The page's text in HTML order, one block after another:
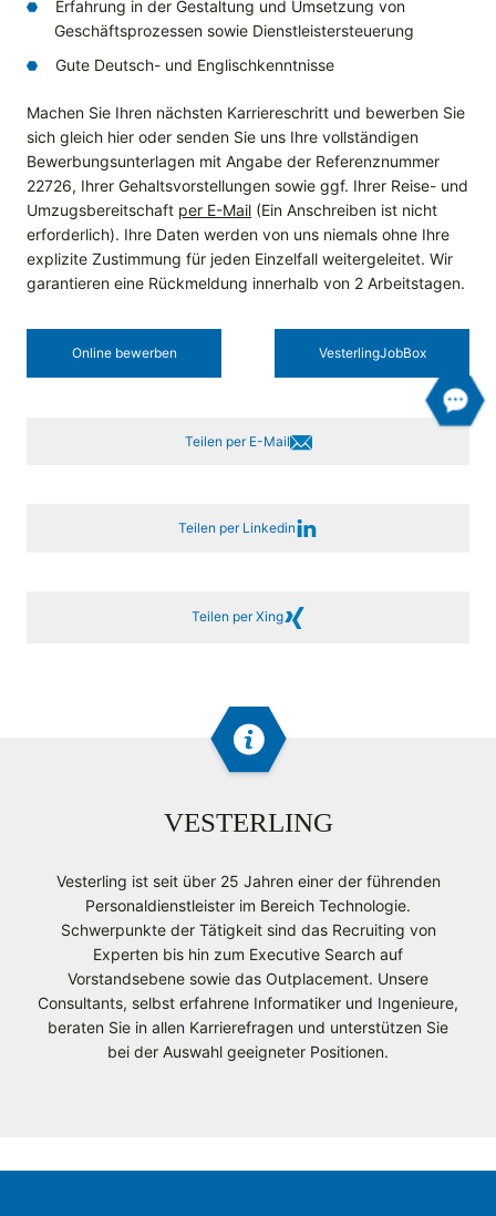
Erfahrung in der Gestaltung und Umsetzung von
Geschäftsprozessen sowie Dienstleistersteuerung
Gute Deutsch- und Englischkenntnisse
Machen Sie Ihren nächsten Karriereschritt und bewerben Sie
sich gleich hier oder senden Sie uns Ihre vollständigen
Bewerbungsunterlagen mit Angabe der Referenznummer
22726, Ihrer Gehaltsvorstellungen sowie ggf. Ihrer Reise- und
Umzugsbereitschaft per E-Mail (Ein Anschreiben ist nicht
erforderlich). Ihre Daten werden von uns niemals ohne Ihre
explizite Zustimmung für jeden Einzelfall weitergeleitet. Wir
garantieren eine Rückmeldung innerhalb von 2 Arbeitstagen.
Online bewerben Vesterling­JobBox
Teilen per E-Mail
Teilen per Linkedin
Teilen per Xing
VESTERLING
Vesterling ist seit über 25 Jahren einer der führenden
Personaldienstleister im Bereich Technologie.
Schwerpunkte der Tätigkeit sind das Recruiting von
Experten bis hin zum Executive Search auf
Vorstandsebene sowie das Outplacement. Unsere
Consultants, selbst erfahrene Informatiker und Ingenieure,
beraten Sie in allen Karrierefragen und unterstützen Sie
bei der Auswahl geeigneter Positionen.